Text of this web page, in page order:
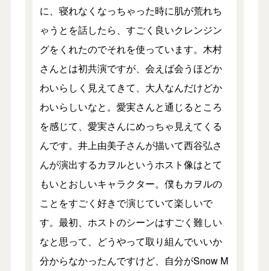
に、寝れなくなっちゃった時に肌が荒れち
ゃうとを話したら、すごく良いクレンジン
グをくれたのでそれを使っています。木村
さんとは初共演ですが、会えば会うほどか
わいらしく見えてきて、大人なんだけどか
わいらしいなと。愛実さんと通じるところ
を感じて、愛実さんにめっちゃ見えてくる
んです。井上由美子さんが描いて西谷弘さ
んが演出するカヲルというホスト像はとて
もいとおしいキャラクター。僕もカヲルの
ことをすごく好きで演じていて楽しいで
す。最初、ホストのシーンはすごく難しい
なと思って、どうやって取り組んでいいか
分からなかったんですけど、自分がSnow M